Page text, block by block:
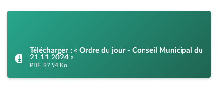
Télécharger : « Ordre du jour - Conseil Municipal du
21.11.2024 »
PDF, 97,94 Ko